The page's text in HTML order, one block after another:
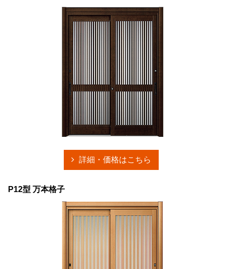
詳細・価格はこちら
P12型 万本格子